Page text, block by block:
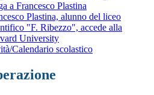
a Francesco Plastina
Plastina, alunno del liceo
"F. Ribezzo", accede alla
University
Calendario scolastico